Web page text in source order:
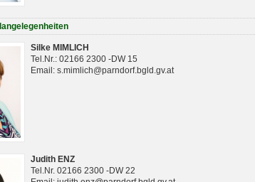
Silke MIMLICH
Tel.Nr.: 02166 2300 -DW 15
Email: s.mimlich@parndorf.bgld.gv.at
Judith ENZ
Tel.Nr. 02166 2300 -DW 22